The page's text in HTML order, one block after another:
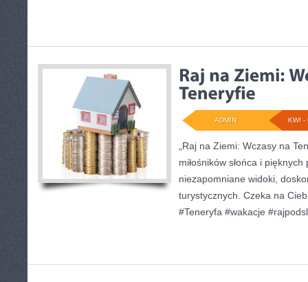
KWI -
ADMIN
„Raj na Ziemi: Wczasy na
miłośników słońca i
niezapomniane widoki,
turystycznych. Czeka na
#Teneryfa #wakacje